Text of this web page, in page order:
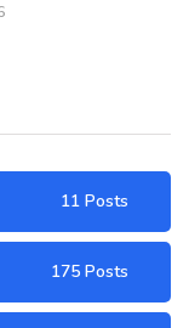
11 Posts
175 Posts